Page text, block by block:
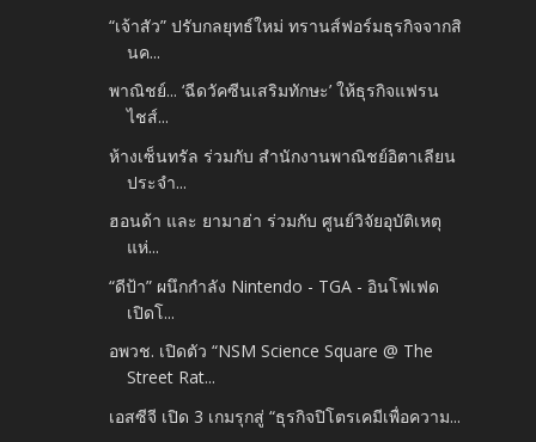
“เจ้าสัว” ปรับกลยุทธ์ใหม่ ทรานส์ฟอร์มธุรกิจจากสิ
นค...
พาณิชย์... ‘ฉีดวัคซีนเสริมทักษะ’ ให้ธุรกิจแฟรน
ไชส์...
ห้างเซ็นทรัล ร่วมกับ สำนักงานพาณิชย์อิตาเลียน
ประจำ...
ฮอนด้า และ ยามาฮ่า ร่วมกับ ศูนย์วิจัยอุบัติเหตุ
แห่...
“ดีป้า” ผนึกกำลัง Nintendo - TGA - อินโฟเฟด
เปิดโ...
อพวช. เปิดตัว “NSM Science Square @ The
Street Rat...
เอสซีจี เปิด 3 เกมรุกสู่ “ธุรกิจปิโตรเคมีเพื่อความ...